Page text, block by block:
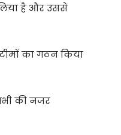
है और उससे
का गठन किया
की नजर